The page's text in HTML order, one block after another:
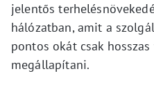
jelentős
hálózatban, amit a
pontos okát csak
megállapítani.